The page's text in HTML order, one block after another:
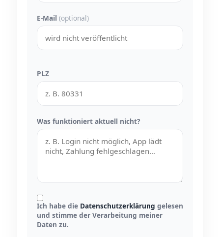
E-Mail (optional)
PLZ
Was funktioniert aktuell nicht?
Ich habe die Datenschutzerklärung gelesen
und stimme der Verarbeitung meiner
Daten zu.